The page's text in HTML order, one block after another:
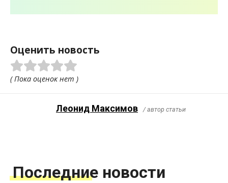
Оценить новость
( Пока оценок нет )
Леонид Максимов / автор статьи
Последние новости